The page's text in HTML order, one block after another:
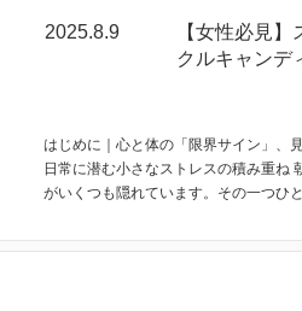
2025.8.9
【女性必見
クルキャンデ
はじめに｜心と体の「限界サイン」、
日常に潜む小さなストレスの積み重ね
がいくつも隠れています。その一つひ